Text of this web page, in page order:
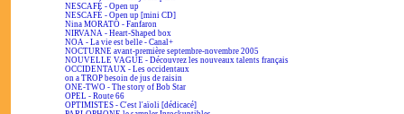
NESCAFÉ - Open up
NESCAFÉ - Open up [mini CD]
Nina MORATO - Fanfaron
NIRVANA - Heart-Shaped box
NOA - La vie est belle - Canal+
NOCTURNE avant-première septembre-novembre 2005
NOUVELLE VAGUE - Découvrez les nouveaux talents français
OCCIDENTAUX - Les occidentaux
on a TROP besoin de jus de raisin
ONE-TWO - The story of Bob Star
OPEL - Route 66
OPTIMISTES - C'est l'aïoli [dédicacé]